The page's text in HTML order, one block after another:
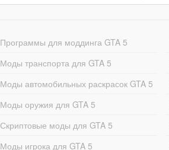
Программы для моддинга GTA 5
Моды транспорта для GTA 5
Моды автомобильных раскрасок GTA 5
Моды оружия для GTA 5
Скриптовые моды для GTA 5
Моды игрока для GTA 5